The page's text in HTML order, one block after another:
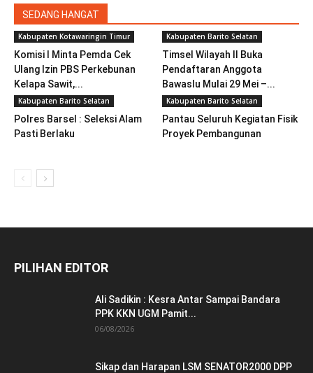
SEDANG HANGAT
Kabupaten Kotawaringin Timur
Komisi I Minta Pemda Cek
Ulang Izin PBS Perkebunan
Kelapa Sawit,...
Kabupaten Barito Selatan
Timsel Wilayah II Buka
Pendaftaran Anggota
Bawaslu Mulai 29 Mei –...
Kabupaten Barito Selatan
Polres Barsel : Seleksi Alam
Pasti Berlaku
Kabupaten Barito Selatan
Pantau Seluruh Kegiatan Fisik
Proyek Pembangunan
PILIHAN EDITOR
Ali Sadikin : Kesra Antar Sampai Bandara
PPK KKN UGM Pamit...
06/08/2026
Sikap dan Harapan LSM SENATOR2000 DPP